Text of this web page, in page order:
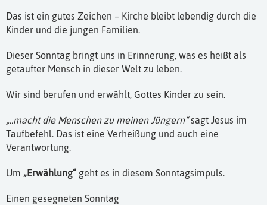
Das ist ein gutes Zeichen – Kirche bleibt lebendig durch die
Kinder und die jungen Familien.
Dieser Sonntag bringt uns in Erinnerung, was es heißt als
getaufter Mensch in dieser Welt zu leben.
Wir sind berufen und erwählt, Gottes Kinder zu sein.
„..macht die Menschen zu meinen Jüngern“sagt Jesus im
Taufbefehl. Das ist eine Verheißung und auch eine
Verantwortung.
Um „Erwählung“ geht es in diesem Sonntagsimpuls.
Einen gesegneten Sonntag